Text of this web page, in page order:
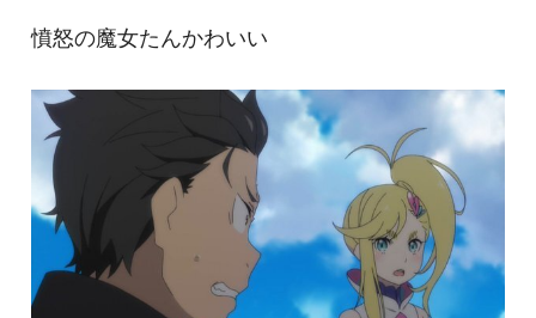
憤怒の魔女たんかわいい